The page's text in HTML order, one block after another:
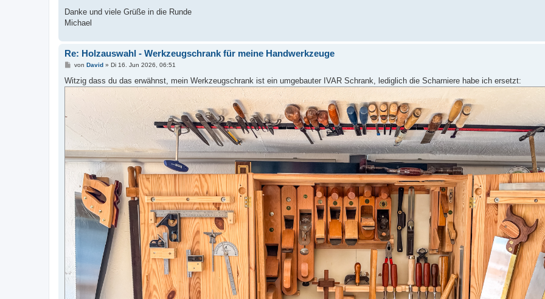
Danke und viele Grüße in die Runde
Michael
Re: Holzauswahl - Werkzeugschrank für meine Handwerkzeuge
B
i
t
r
von David » Di 16. Jun 2026, 06:51
Witzig dass du das erwähnst, mein Werkzeugschrank ist ein umgebauter IVAR Schrank, lediglich die Scharniere habe ich ersetzt: